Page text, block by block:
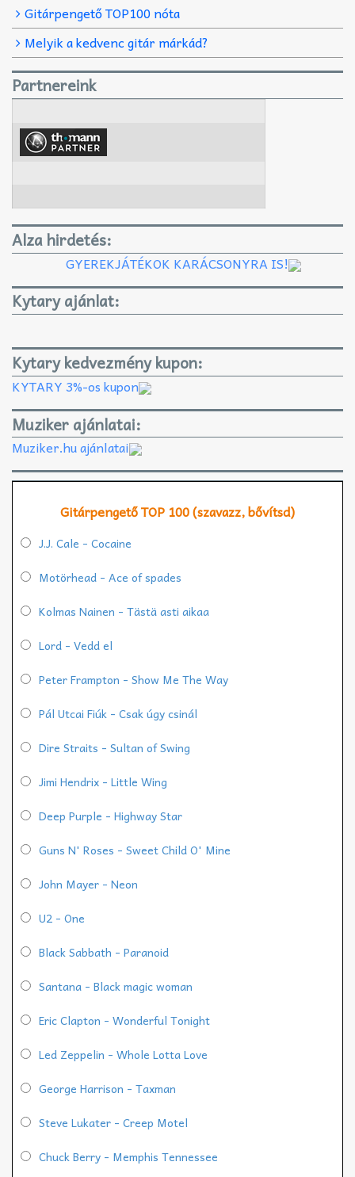
Gitárpengető TOP100 nóta
Melyik a kedvenc gitár márkád?
Partnereink
Alza hirdetés:
GYEREKJÁTÉKOK KARÁCSONYRA IS!
Kytary ajánlat:
Kytary kedvezmény kupon:
KYTARY 3%-os kupon
Muziker ajánlatai:
Muziker.hu ajánlatai
Gitárpengető TOP 100 (szavazz, bővítsd)
J.J. Cale - Cocaine
Motörhead - Ace of spades
Kolmas Nainen - Tästä asti aikaa
Lord - Vedd el
Peter Frampton - Show Me The Way
Pál Utcai Fiúk - Csak úgy csinál
Dire Straits - Sultan of Swing
Jimi Hendrix - Little Wing
Deep Purple - Highway Star
Guns N' Roses - Sweet Child O' Mine
John Mayer - Neon
U2 - One
Black Sabbath - Paranoid
Santana - Black magic woman
Eric Clapton - Wonderful Tonight
Led Zeppelin - Whole Lotta Love
George Harrison - Taxman
Steve Lukater - Creep Motel
Chuck Berry - Memphis Tennessee